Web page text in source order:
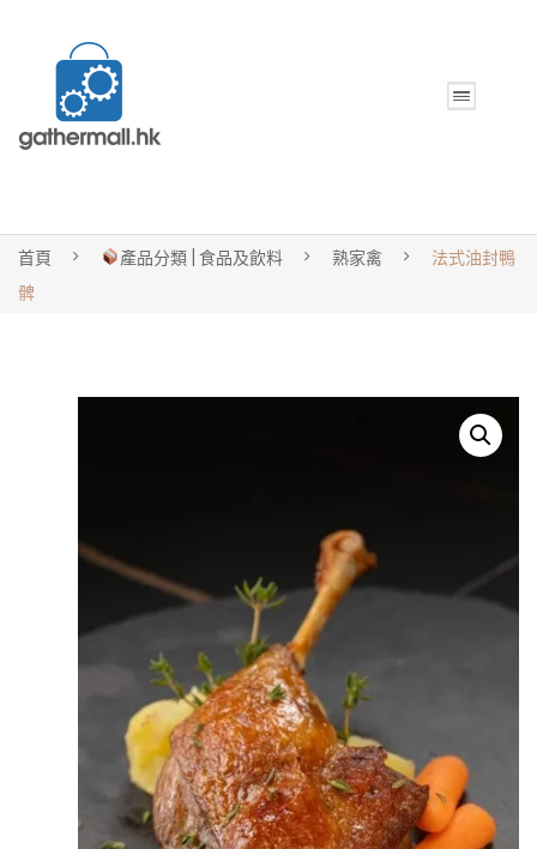
首頁 產品分類 | 食品及飲料 熟家禽
法式油封鴨
髀